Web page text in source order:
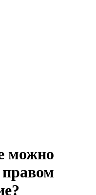
можно
правом